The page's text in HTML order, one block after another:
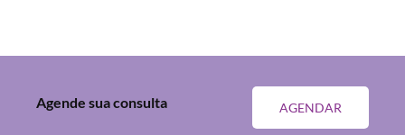
AGENDAR
Agende sua consulta